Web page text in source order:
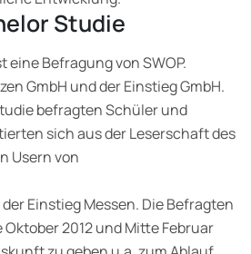
Studie
eine Befragung von SWOP.
GmbH und der Einstieg GmbH.
befragten Schüler und
sich aus der Leserschaft des
Usern von
Einstieg Messen. Die Befragten
2012 und Mitte Februar